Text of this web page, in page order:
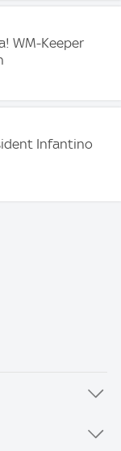
WM-Keeper
Infantino